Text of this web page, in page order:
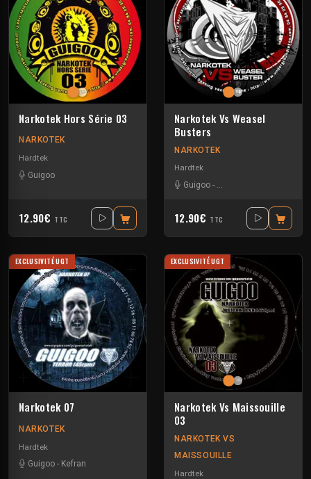
Narkotek Hors Série 03
NARKOTEK
Hardtek
Guigoo
12.90€ TTC
Narkotek Vs Weasel
Busters
NARKOTEK
Hardtek
Guigoo - Mat Weasel busters
12.90€ TTC
EXCLUSIVITÉ UGT
Narkotek 07
NARKOTEK
Hardtek
Guigoo - Kefran
EXCLUSIVITÉ UGT
Narkotek Vs Maissouille
03
NARKOTEK VS
MAISSOUILLE
Hardtek